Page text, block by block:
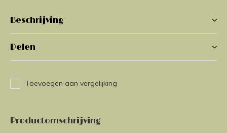
Beschrijving
Delen
Toevoegen aan vergelijking
Productomschrijving